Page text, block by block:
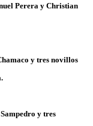
Perera y Christian
y tres novillos
y tres